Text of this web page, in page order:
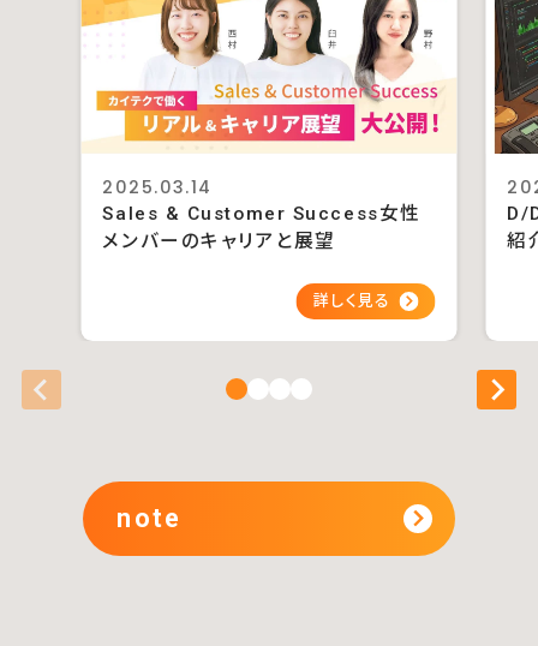
2025.03.14
Sales & Customer Success女性
メンバーのキャリアと展望
D/
紹
note